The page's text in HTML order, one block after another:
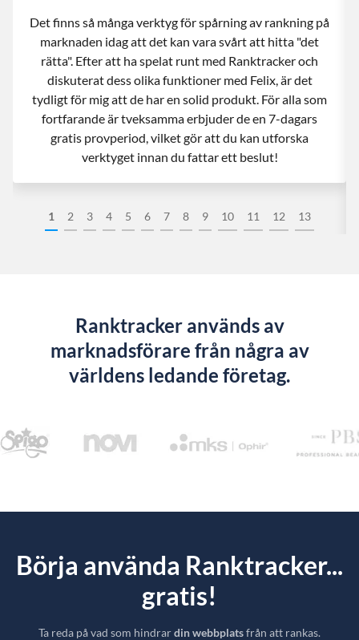
1 2 3 4 5 6 7 8 9 10 11 12 13
Det finns så många verktyg för spårning av rankning på
marknaden idag att det kan vara svårt att hitta "det
rätta". Efter att ha spelat runt med Ranktracker och
diskuterat dess olika funktioner med Felix, är det
tydligt för mig att de har en solid produkt. För alla som
fortfarande är tveksamma erbjuder de en 7-dagars
gratis provperiod, vilket gör att du kan utforska
verktyget innan du fattar ett beslut!
Ranktracker används av
marknadsförare från några av
världens ledande företag.
Börja använda Ranktracker...
gratis!
Ta reda på vad som hindrardin webbplatsfrån att rankas.